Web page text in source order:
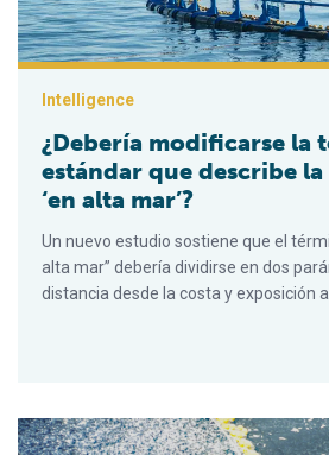
Intelligence
¿Debería modificarse la
estándar que describe
‘en alta mar’?
Un nuevo estudio sostiene que el
alta mar” debería dividirse en dos
distancia desde la costa y exposición
Estudio reevalúa la cantidad de